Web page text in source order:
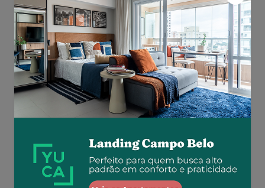
Aluguel R$ 1.777
Total R$ 2.843
Similar a sua busca
Em breve